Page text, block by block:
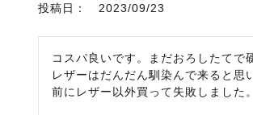
投稿日 2023/09/23
コスパ良いです。まだおろしたてで
レザーはだんだん馴染んで来ると思
前にレザー以外買って失敗しました。